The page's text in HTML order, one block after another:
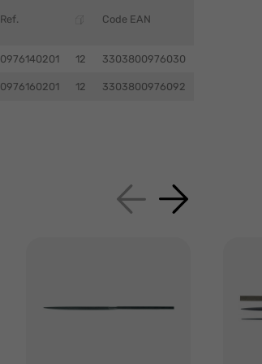
Ref. Code EAN
0976140201 12 3303800976030
0976160201 12 3303800976092